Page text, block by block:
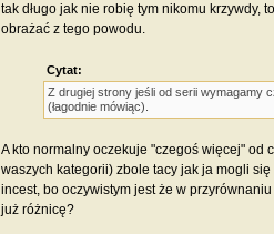
tak długo jak nie robię tym nikomu krzywdy,
obrażać z tego powodu.
Cytat:
Z drugiej strony jeśli od serii wymagamy
(łagodnie mówiąc).
A kto normalny oczekuje "czegoś więcej" od
waszych kategorii) zbole tacy jak ja mogli
incest, bo oczywistym jest że w
już różnicę?